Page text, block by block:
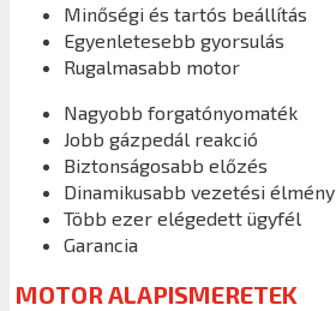
Minőségi és tartós beállítás
Egyenletesebb gyorsulás
Rugalmasabb motor
Nagyobb forgatónyomaték
Jobb gázpedál reakció
Biztonságosabb előzés
Dinamikusabb vezetési élmény
Több ezer elégedett ügyfél
Garancia
MOTOR ALAPISMERETEK